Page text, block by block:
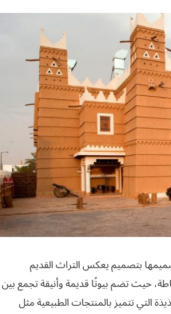
حيث تم تصميمها بتصميم يعكس التراث القديم
حيث تضم بيوتًا قديمة وأنيقة تجمع بين
التي تتميز بالمنتجات الطبيعية مثل